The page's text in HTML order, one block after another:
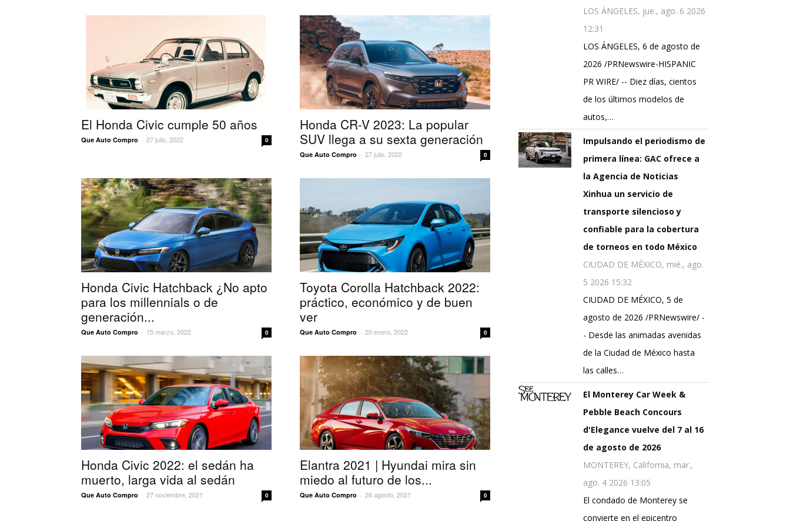
El Honda Civic cumple 50 años
Que Auto Compro - 27 julio, 2022 0
Honda CR-V 2023: La popular
SUV llega a su sexta generación
Que Auto Compro - 27 julio, 2022 0
Honda Civic Hatchback ¿No apto
para los millennials o de
generación...
Que Auto Compro - 15 marzo, 2022 0
Toyota Corolla Hatchback 2022:
práctico, económico y de buen
ver
Que Auto Compro - 20 enero, 2022 0
Honda Civic 2022: el sedán ha
muerto, larga vida al sedán
Que Auto Compro - 27 noviembre, 2021 0
Elantra 2021 | Hyundai mira sin
miedo al futuro de los...
Que Auto Compro - 26 agosto, 2021 0
LOS ÁNGELES, jue., ago. 6 2026
12:31
LOS ÁNGELES, 6 de agosto de
2026 /PRNewswire-HISPANIC
PR WIRE/ -- Diez días, cientos
de los últimos modelos de
autos,…
Impulsando el periodismo de
primera línea: GAC ofrece a
la Agencia de Noticias
Xinhua un servicio de
transporte silencioso y
confiable para la cobertura
de torneos en todo México
CIUDAD DE MÉXICO, mié., ago.
5 2026 15:32
CIUDAD DE MÉXICO, 5 de
agosto de 2026 /PRNewswire/ -
- Desde las animadas avenidas
de la Ciudad de México hasta
las calles…
El Monterey Car Week &
Pebble Beach Concours
d'Elegance vuelve del 7 al 16
de agosto de 2026
MONTEREY, California, mar.,
ago. 4 2026 13:05
El condado de Monterey se
convierte en el epicentro